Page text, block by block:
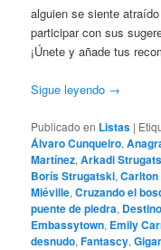
alguien se siente
participar con sus
¡Únete y añade tus
Sigue leyendo →
Publicado en Listas |
Álvaro Cunqueiro,
Martínez,Arkadi
Borís Strugatski,Carlton
Miéville,Cruzando el
puente de piedra, Destino
Embassytown, Emily
desnudo,Fantascy,